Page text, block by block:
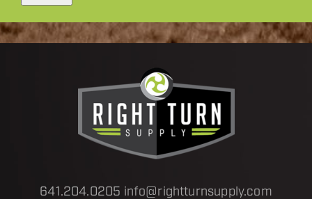
641.204.0205 info@rightturnsupply.com